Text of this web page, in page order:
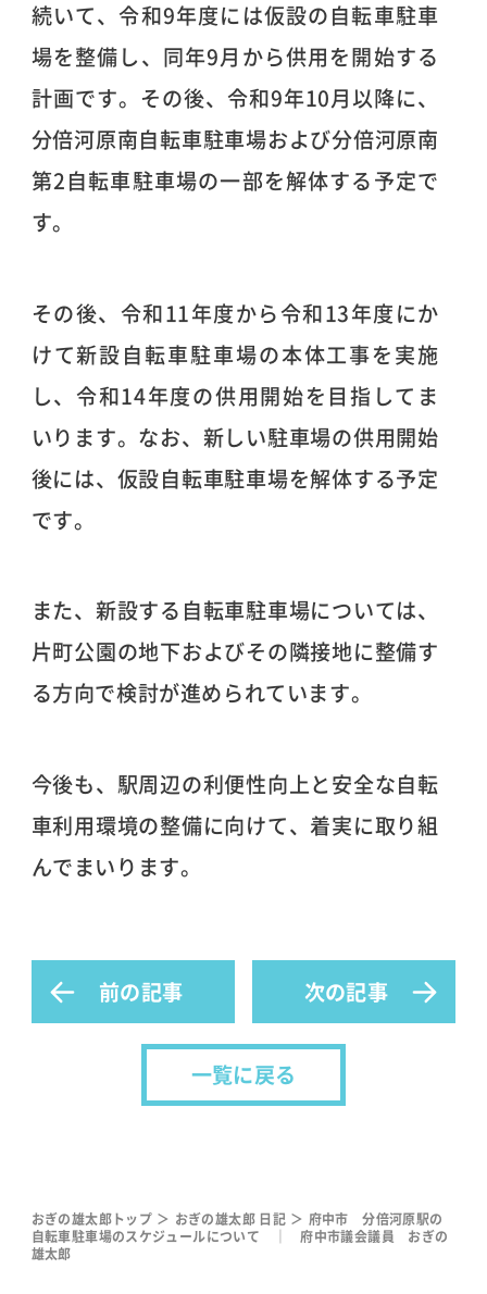
おぎの雄太郎トップ おぎの雄太郎 日記
府中市 分倍河原駅の
自転車駐車場のスケジュールについて ｜ 府中市議会議員 おぎの
雄太郎
続いて、令和9年度には仮設の自転車駐車
場を整備し、同年9月から供用を開始する
計画です。その後、令和9年10月以降に、
分倍河原南自転車駐車場および分倍河原南
第2自転車駐車場の一部を解体する予定で
す。
その後、令和11年度から令和13年度にか
けて新設自転車駐車場の本体工事を実施
し、令和14年度の供用開始を目指してま
いります。なお、新しい駐車場の供用開始
後には、仮設自転車駐車場を解体する予定
です。
また、新設する自転車駐車場については、
片町公園の地下およびその隣接地に整備す
る方向で検討が進められています。
今後も、駅周辺の利便性向上と安全な自転
車利用環境の整備に向けて、着実に取り組
んでまいります。
前の記事 次の記事
一覧に戻る